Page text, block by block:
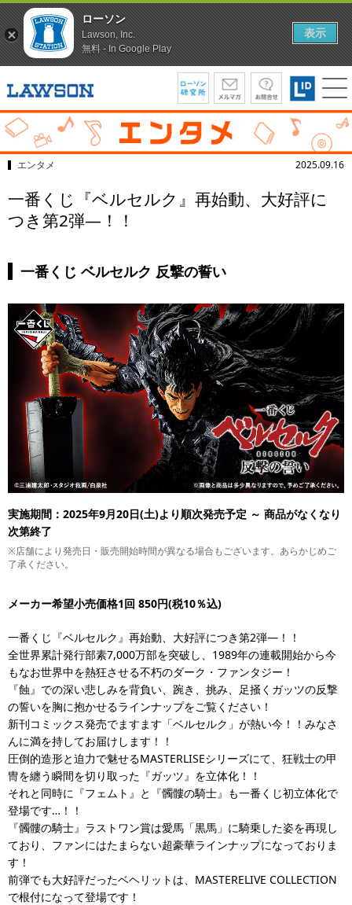
エンタメ 2025.09.16
一番くじ『ベルセルク』再始動、大好評に
つき第2弾―！！
一番くじ ベルセルク 反撃の誓い
実施期間：2025年9月20日(土)より順次発売予定 ～ 商品がなくなり
次第終了
※店舗により発売日・販売開始時間が異なる場合もございます。あらかじめご
了承ください。
メーカー希望小売価格1回 850円(税10％込)
一番くじ『ベルセルク』再始動、大好評につき第2弾―！！
全世界累計発行部素7,000万部を突破し、1989年の連載開始から今
もなお世界中を熱狂させる不朽のダーク・ファンタジー！
『蝕』での深い悲しみを背負い、踠き、挑み、足掻くガッツの反撃
の誓いを胸に抱かせるラインナップをご覧ください！
新刊コミックス発売でますます「ベルセルク」が熱い今！！みなさ
んに満を持してお届けします！！
圧倒的造形と迫力で魅せるMASTERLISEシリーズにて、狂戦士の甲
冑を纏う瞬間を切り取った『ガッツ』を立体化！！
それと同時に『フェムト』と『髑髏の騎士』も一番くじ初立体化で
登場です…！！
『髑髏の騎士』ラストワン賞は愛馬「黒馬」に騎乗した姿を再現し
ており、ファンにはたまらない超豪華ラインナップになっておりま
す！
前弾でも大好評だったベヘリットは、MASTERELIVE COLLECTION
で根付になって登場です！
ローソン
Lawson, Inc.
無料 - In Google Play
表示